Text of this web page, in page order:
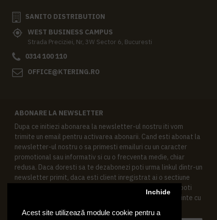
Acest site utilizează module cookie pentru a
Inchide
SANITO DISTRIBUTION
WEST BUSINESS CAMPUS
Strada Preciziei, Nr, 3W Sector 6, Bucuresti
0314 100 110
OFFICE@KTERING.RO
ABONARE LA NEWSLETTER
Dupa ce initiezi abonarea la newsletter-ul nostru iti vom
trimite un email pentru activarea abonarii. Cand esti abonat la
newsletter-ul nostru o sa primesti emailuri cu un caracter
promotional sau informativ si cu o frecventa medie, chiar
redusa. Daca doresti sa te dezabonezi poti urma linkul dintr-un
newsletter primit, daca esti client inregistrat ai o sectiune
speciala in contul tau in acest scop, si de asemenea ne poti
contacta oricand pe email pentru orice intrebari sau cerinte cu